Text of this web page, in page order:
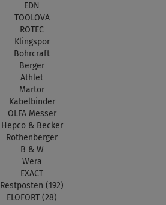
EDN
TOOLOVA
ROTEC
Klingspor
Bohrcraft
Berger
Athlet
Martor
Kabelbinder
OLFA Messer
Hepco & Becker
Rothenberger
B & W
Wera
EXACT
Restposten (192)
ELOFORT (28)